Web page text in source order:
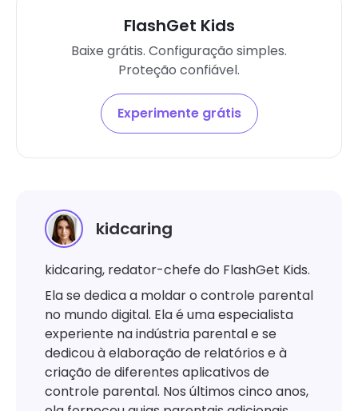
FlashGet Kids
Baixe grátis. Configuração simples.
Proteção confiável.
Experimente grátis
kidcaring
kidcaring, redator-chefe do FlashGet Kids.
Ela se dedica a moldar o controle parental
no mundo digital. Ela é uma especialista
experiente na indústria parental e se
dedicou à elaboração de relatórios e à
criação de diferentes aplicativos de
controle parental. Nos últimos cinco anos,